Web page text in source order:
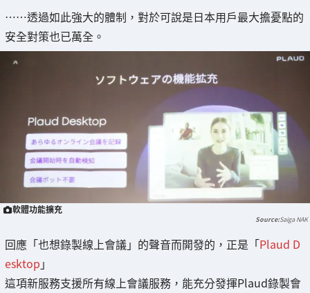
……透過如此強大的體制，對於可說是日本用戶最大擔憂點的
安全對策也已萬全。
軟體功能擴充
Saiga NAK
回應「也想錄製線上會議」的聲音而開發的，正是「Plaud D
esktop 」
這項新服務支援所有線上會議服務，能充分發揮Plaud錄製會